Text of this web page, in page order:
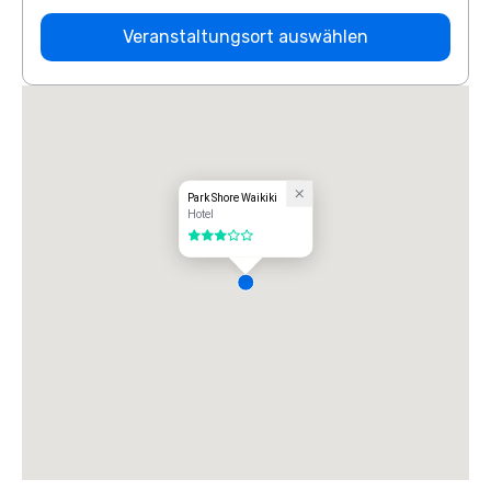
Veranstaltungsort auswählen
Park Shore Waikiki
Hotel
3 von 5